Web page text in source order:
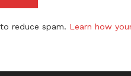
reduce spam. Learn how